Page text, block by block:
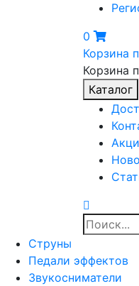
0
Корзина
Корзина
Каталог
Струны
Педали эффектов
Звукосниматели